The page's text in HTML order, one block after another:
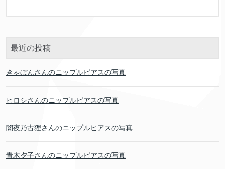
最近の投稿
きゃぼんさんのニップルピアスの写真
ヒロシさんのニップルピアスの写真
闇夜乃古狸さんのニップルピアスの写真
青木夕子さんのニップルピアスの写真